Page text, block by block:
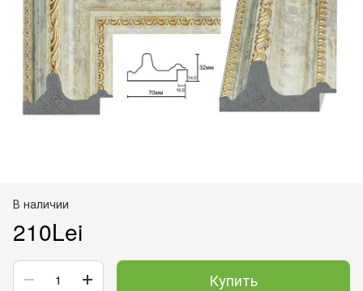
В наличии
210Lei
Купить